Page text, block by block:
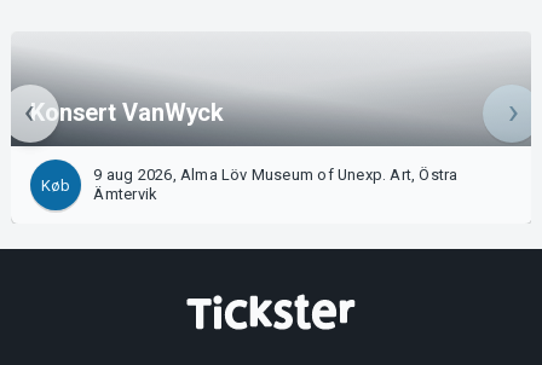
Konsert VanWyck
Køb
9 aug 2026, Alma Löv Museum of Unexp. Art, Östra
Ämtervik